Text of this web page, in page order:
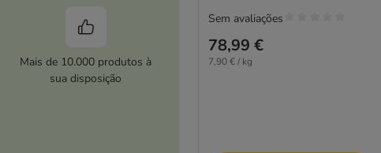
Mais de 10.000 produtos à
sua disposição
78,99 €
7,90 € / kg
Sem avaliações